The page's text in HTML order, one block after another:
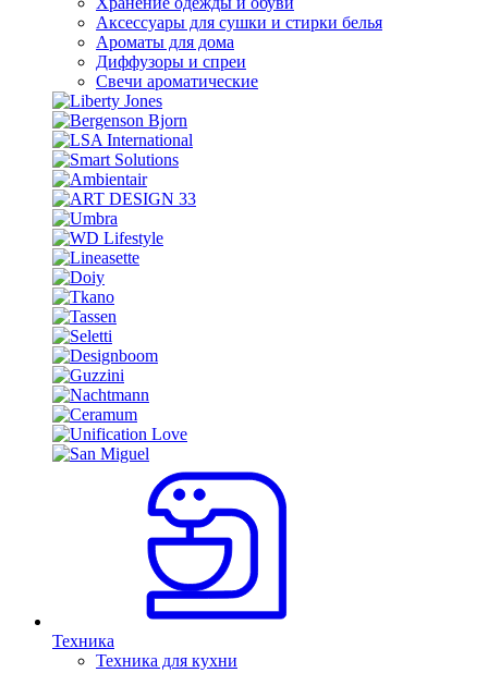
Аксессуары для сушки и стирки белья
Ароматы для дома
Диффузоры и спреи
Свечи ароматические
Техника
Техника для кухни